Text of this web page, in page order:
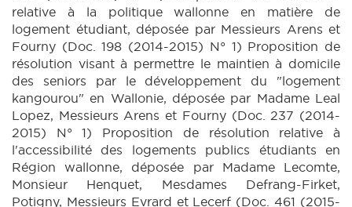
relative à la politique wallonne en matière de
logement étudiant, déposée par Messieurs Arens et
Fourny (Doc. 198 (2014-2015) N° 1) Proposition de
résolution visant à permettre le maintien à domicile
des seniors par le développement du "logement
kangourou" en Wallonie, déposée par Madame Leal
Lopez, Messieurs Arens et Fourny (Doc. 237 (2014-
2015) N° 1) Proposition de résolution relative à
l'accessibilité des logements publics étudiants en
Région wallonne, déposée par Madame Lecomte,
Monsieur Henquet, Mesdames Defrang-Firket,
Potigny, Messieurs Evrard et Lecerf (Doc. 461 (2015-